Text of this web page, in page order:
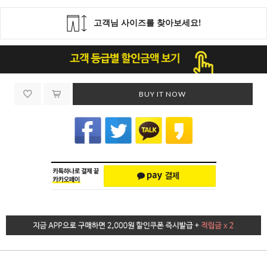
BUY IT NOW